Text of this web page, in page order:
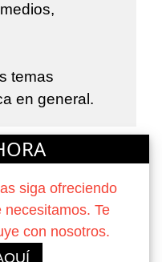
temas
en general.
siga ofreciendo
Te
con nosotros.